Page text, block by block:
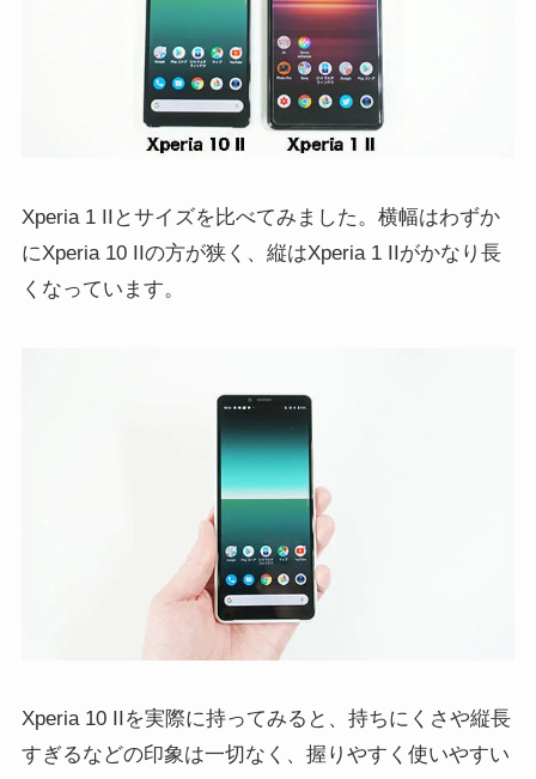
Xperia 1 IIとサイズを比べてみました。横幅はわずか
にXperia 10 IIの方が狭く、縦はXperia 1 IIがかなり長
くなっています。
Xperia 10 IIを実際に持ってみると、持ちにくさや縦長
すぎるなどの印象は一切なく、握りやすく使いやすい